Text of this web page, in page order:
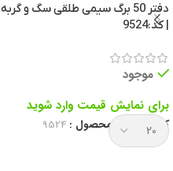
دفتر 50 برگ سیمی طلقی سگ و گربه
| کد:9524
موجود
برای نمایش قیمت وارد شوید
کد انحصاری محصول : 9524